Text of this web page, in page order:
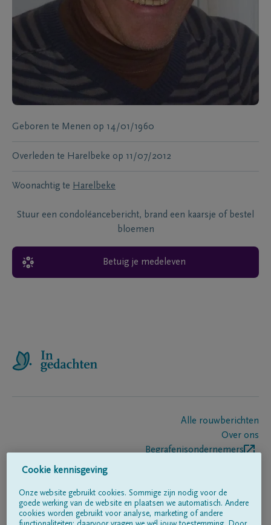
Geboren te Menen op 14/01/1960
Overleden te Harelbeke op 11/07/2012
Woonachtig te Harelbeke
Stuur een condoléancebericht, brand een kaarsje of bestel
bloemen
Betuig je medeleven
Alle rouwberichten
Over ons
Begrafenisondernemers
Volg ons op
Cookie kennisgeving
Onze website gebruikt cookies. Sommige zijn nodig voor de
goede werking van de website en plaatsen we automatisch. Andere
cookies worden gebruikt voor analyse, marketing of andere